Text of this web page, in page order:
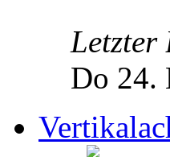
Letzter
Do 24.